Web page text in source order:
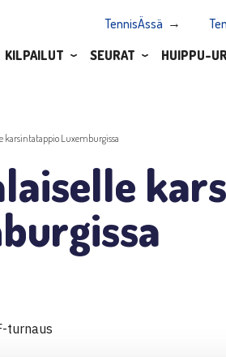
TennisÄssä
KILPAILUT SEURAT HUIPPU-
karsintatappio Luxemburgissa
turnaus